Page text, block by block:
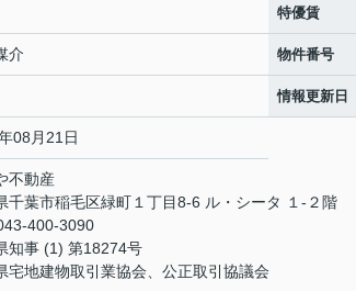
特優賃
介 物件番号
情報更新日
08月21日
不動産
千葉市稲毛区緑町１丁目8-6 ル・シータ １-２階
400-3090
知事 (1) 第18274号
宅地建物取引業協会、公正取引協議会